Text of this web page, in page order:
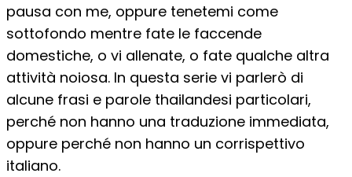
pausa con me, oppure tenetemi come
sottofondo mentre fate le faccende
domestiche, o vi allenate, o fate qualche altra
attività noiosa. In questa serie vi parlerò di
alcune frasi e parole thailandesi particolari,
perché non hanno una traduzione immediata,
oppure perché non hanno un corrispettivo
italiano.